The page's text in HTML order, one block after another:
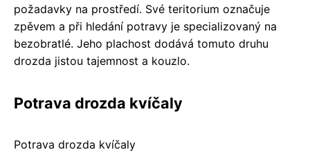
požadavky na prostředí. Své teritorium označuje
zpěvem a při hledání potravy je specializovaný na
bezobratlé. Jeho plachost dodává tomuto druhu
drozda jistou tajemnost a kouzlo.
Potrava drozda kvíčaly
Potrava drozda kvíčaly